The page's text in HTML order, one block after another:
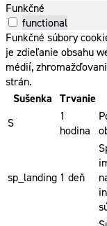
Funkčné
functional
Funkčné súbory
je zdieľanie obsahu
médií,
strán.
Sušenka Trvanie
S
1
hodina
sp_landing 1 deň